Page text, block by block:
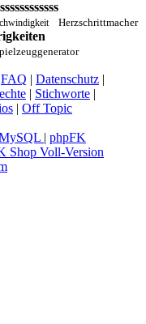
Herzschrittmacher
FAQ | Datenschutz |
| Stichworte |
| Off Topic
| phpFK
Shop Voll-Version